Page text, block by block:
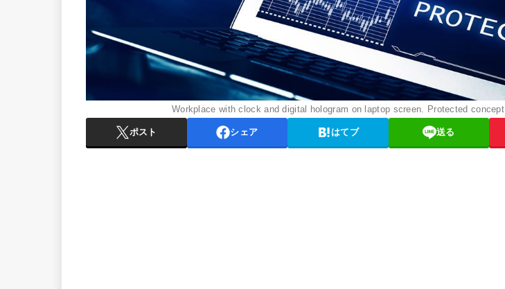
Workplace with clock and digital hologram on laptop screen. Protected concept
ポスト シェア はてブ 送る